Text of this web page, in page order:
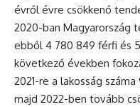
évről évre csökkenő
2020-ban Magyarország
ebből 4 780 849 férfi és
következő években
2021-re a lakosság
majd 2022-ben tovább